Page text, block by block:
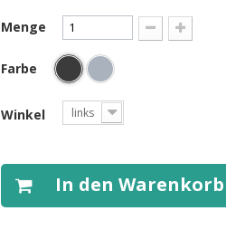
Menge
Farbe
Winkel links
In den Warenkorb